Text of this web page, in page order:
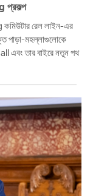
রেল লাইন-এর
পাড়া-মহল্লাগুলোকে
তার বাইরে নতুন পথ